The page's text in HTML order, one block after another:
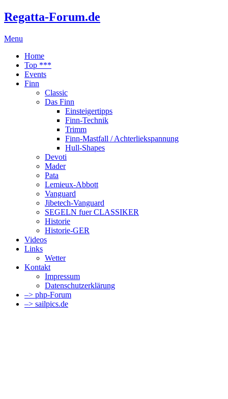
Regatta-Forum.de
Menu
Home
Top ***
Events
Finn
Classic
Das Finn
Einsteigertipps
Finn-Technik
Trimm
Finn-Mastfall / Achterliekspannung
Hull-Shapes
Devoti
Mader
Pata
Lemieux-Abbott
Vanguard
Jibetech-Vanguard
SEGELN fuer CLASSIKER
Historie
Historie-GER
Videos
Links
Wetter
Kontakt
Impressum
Datenschutzerklärung
–> php-Forum
–> sailpics.de